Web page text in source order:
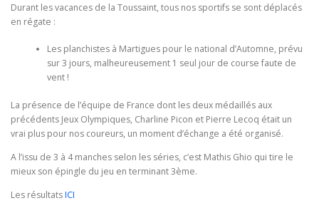
REGATES
PLANNING DES COURS REVUES DE PRESSE
Durant les vacances de la Toussaint, tous nos sportifs se sont déplacés
en régate :
Les planchistes à Martigues pour le national d’Automne, prévu
sur 3 jours, malheureusement 1 seul jour de course faute de
vent !
La présence de l’équipe de France dont les deux médaillés aux
précédents Jeux Olympiques, Charline Picon et Pierre Lecoq était un
vrai plus pour nos coureurs, un moment d’échange a été organisé.
A l’issu de 3 à 4 manches selon les séries, c’est Mathis Ghio qui tire le
mieux son épingle du jeu en terminant 3ème.
Les résultatsICI